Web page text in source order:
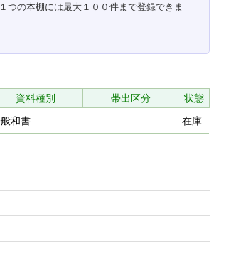
つの本棚には最大１００件まで登録できま
資料種別 帯出区分
状態
和書 在庫